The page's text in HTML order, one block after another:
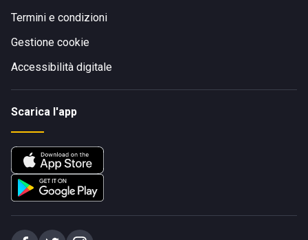
Termini e condizioni
Gestione cookie
Accessibilità digitale
Scarica l'app